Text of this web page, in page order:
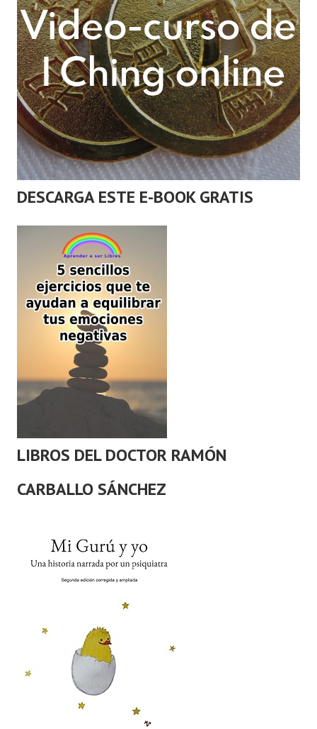
DESCARGA ESTE E-BOOK GRATIS
LIBROS DEL DOCTOR RAMÓN
CARBALLO SÁNCHEZ